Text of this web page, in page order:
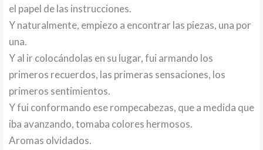
el papel de las instrucciones.
Y naturalmente, empiezo a encontrar las piezas, una por
una.
Y al ir colocándolas en su lugar, fui armando los
primeros recuerdos, las primeras sensaciones, los
primeros sentimientos.
Y fui conformando ese rompecabezas, que a medida que
iba avanzando, tomaba colores hermosos.
Aromas olvidados.